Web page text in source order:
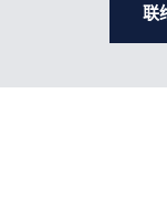
联